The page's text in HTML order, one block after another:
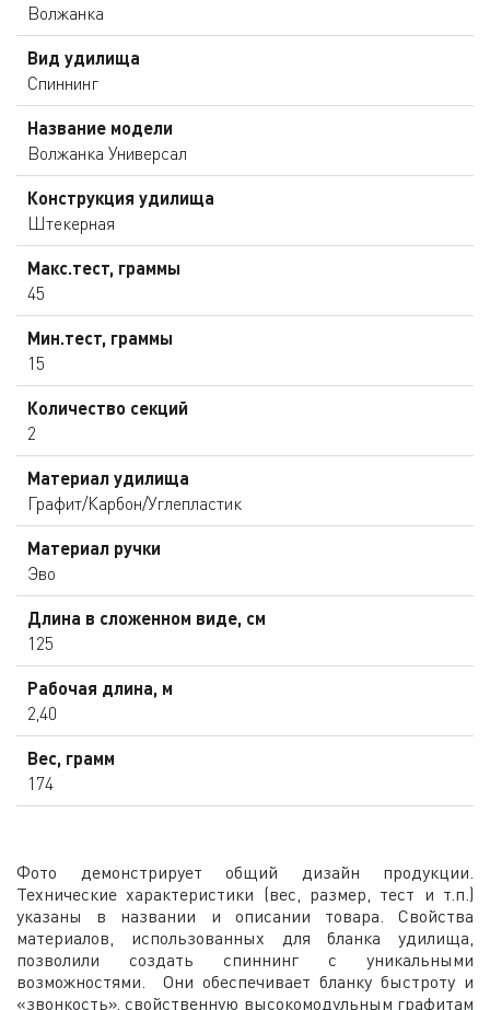
Волжанка
Вид удилища
Спиннинг
Название модели
Волжанка Универсал
Конструкция удилища
Штекерная
Макс.тест, граммы
45
Мин.тест, граммы
15
Количество секций
2
Материал удилища
Графит/Карбон/Углепластик
Материал ручки
Эво
Длина в сложенном виде, см
125
Рабочая длина, м
2,40
Вес, грамм
174
Фото демонстрирует общий дизайн продукции.
Технические характеристики (вес, размер, тест и т.п.)
указаны в названии и описании товара. Свойства
материалов, использованных для бланка удилища,
позволили создать спиннинг с уникальными
возможностями. Они обеспечивает бланку быстроту и
«звонкость», свойственную высокомодульным графитам